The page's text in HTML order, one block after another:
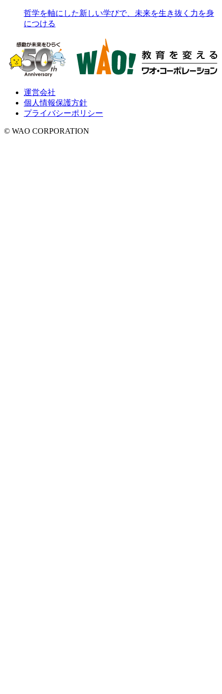
哲学を軸にした新しい学びで、未来を生き抜く力を身
につける
運営会社
個人情報保護方針
プライバシーポリシー
© WAO CORPORATION